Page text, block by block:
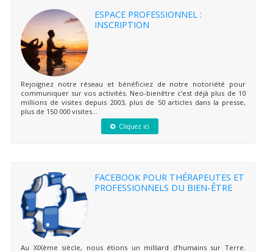
ESPACE PROFESSIONNEL :
INSCRIPTION
Rejoignez notre réseau et bénéficiez de notre notoriété pour
communiquer sur vos activités. Neo-bienêtre c’est déjà plus de 10
millions de visites depuis 2003, plus de 50 articles dans la presse,
plus de 150 000 visites...
Cliquez ici
FACEBOOK POUR THÉRAPEUTES ET
PROFESSIONNELS DU BIEN-ÊTRE
Au XIXème siècle, nous étions un milliard d’humains sur Terre.